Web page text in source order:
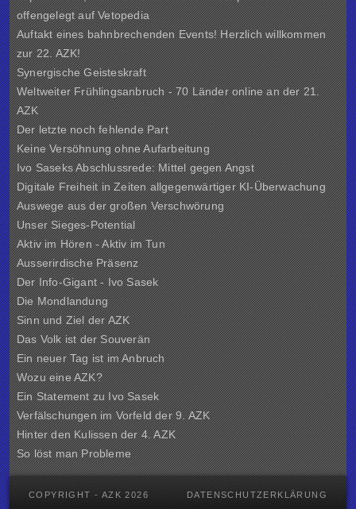
offengelegt auf Vetopedia
Auftakt eines bahnbrechenden Events! Herzlich willkommen
zur 22. AZK!
Synergische Geisteskraft
Weltweiter Frühlingsanbruch - 70 Länder online an der 21.
AZK
Der letzte noch fehlende Part
Keine Versöhnung ohne Aufarbeitung
Ivo Saseks Abschlussrede: Mittel gegen Angst
Digitale Freiheit in Zeiten allgegenwärtiger KI-Überwachung
Auswege aus der großen Verschwörung
Unser Sieges-Potential
Aktiv im Hören - Aktiv im Tun
Ausserirdische Präsenz
Der Info-Gigant - Ivo Sasek
Die Mondlandung
Sinn und Ziel derAZK
Das Volk ist der Souverän
Ein neuer Tag ist im Anbruch
Wozu eine AZK?
Ein Statement zu Ivo Sasek
Verfälschungen im Vorfeld der 9. AZK
Hinter den Kulissen der4. AZK
So löst man Probleme
COPYRIGHT - AZK 2026 DATENSCHUTZERKLÄRUNG